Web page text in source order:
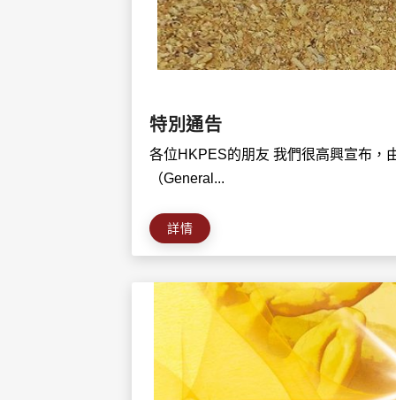
特別通告
各位HKPES的朋友 我們很高興宣布，
（General...
詳情